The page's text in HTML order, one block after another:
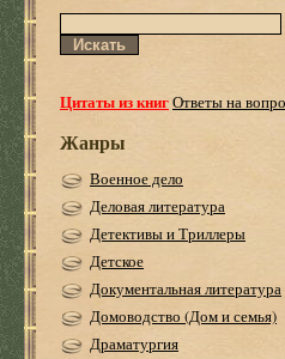
Цитаты из книгОтветы на
Жанры
Военное дело
Деловая литература
Детективы и Триллеры
Детское
Документальная литература
Домоводство (Дом и семья)
Драматургия